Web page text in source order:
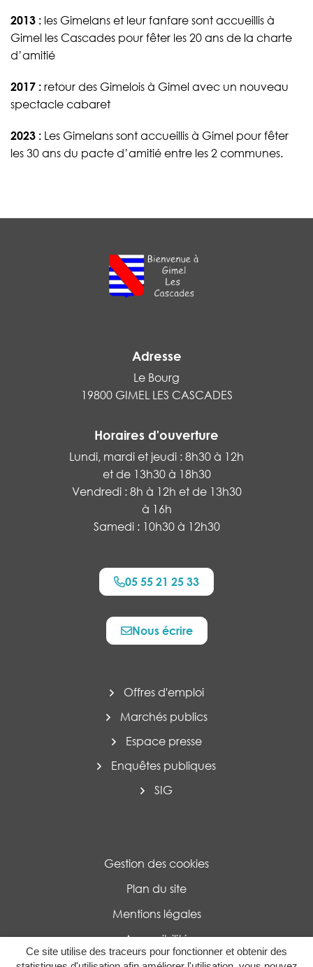
Ce site utilise des traceurs pour fonctionner et obtenir des
2013 : les Gimelans et leur fanfare sont accueillis à
Gimel les Cascades pour fêter les 20 ans de la charte
d’amitié
2017 : retour des Gimelois à Gimel avec un nouveau
spectacle cabaret
2023 : Les Gimelans sont accueillis à Gimel pour fêter
les 30 ans du pacte d’amitié entre les 2 communes.
Adresse
Le Bourg
19800 GIMEL LES CASCADES
Horaires d'ouverture
Lundi, mardi et jeudi : 8h30 à 12h
et de 13h30 à 18h30
Vendredi : 8h à 12h et de 13h30
à 16h
Samedi : 10h30 à 12h30
05 55 21 25 33
Nous écrire
Offres d'emploi
Marchés publics
Espace presse
Enquêtes publiques
SIG
Gestion des cookies
Plan du site
Mentions légales
Accessibilité